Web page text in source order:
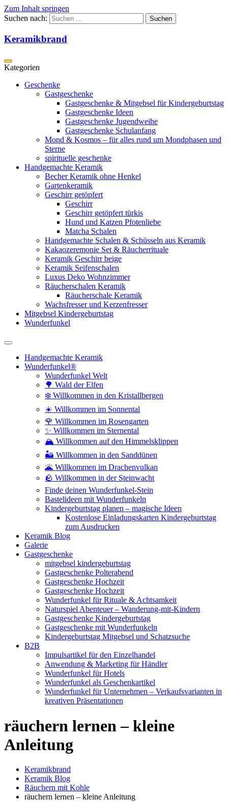
Zum Inhalt springen
Suchen nach:
Keramikbrand
Geschenke
Gastgeschenke
Gastgeschenke & Mitgebsel für Kindergeburtstag
Gastgeschenke Ideen
Gastgeschenke Jugendweihe
Gastgeschenke Schulanfang
Mond & Kosmos – für alles rund um Mondphasen und
Sterne
spirituelle geschenke
Handgemachte Keramik
Becher Keramik ohne Henkel
Gartenkeramik
Geschirr getöpfert
Geschirr
Geschirr getöpfert türkis
Hund und Katzen Pfotenliebe
Matcha Schalen
Handgemachte Schalen & Schüsseln aus Keramik
Kakaozeremonie Set & Räucherrituale
Keramik Geschirr beige
Keramik Seifenschalen
Luxus Deko Wohnzimmer
Räucherschalen Keramik
Räucherschale Keramik
Wachsfresser und Kerzenfresser
Mitgebsel Kindergeburtstag
Wunderfunkel
Handgemachte Keramik
Wunderfunkel®
Wunderfunkel Welt
🌳 Wald der Elfen
❄️ Willkommen in den Kristallbergen
☀️ Willkommen im Sonnental
🌹 Willkommen im Rosengarten
✨ Willkommen im Sternental
🏔️ Willkommen auf den Himmelsklippen
🏜️ Willkommen in den Sanddünen
🌋 Willkommen im Drachenvulkan
🪨 Willkommen in der Steinwacht
Finde deinen Wunderfunkel-Stein
Bastelideen mit Wunderfunkeln
Kindergeburtstag planen – magische Ideen
Kostenlose Einladungskarten Kindergeburtstag
zum Ausdrucken
Keramik Blog
Galerie
Gastgeschenke
mitgebsel kindergeburtstag
Gastgeschenke Polterabend
Gastgeschenke Hochzeit
Gastgeschenke Hochzeit
Wunderfunkel für Rituale & Achtsamkeit
Naturspiel Abenteuer – Wanderung-mit-Kindern
Gastgeschenke Kindergeburtstag
Gastgeschenke mit Wunderfunkeln
Kindergeburtstag Mitgebsel und Schatzsuche
B2B
Impulsartikel für den Einzelhandel
Anwendung & Marketing für Händler
Wunderfunkel für Hotels
Wunderfunkel als Geschenkartikel
Wunderfunkel für Unternehmen – Verkaufsvarianten in
kreativen Präsentationen
räuchern lernen – kleine
Anleitung
Keramikbrand
Keramik Blog
Räuchern mit Kohle
räuchern lernen – kleine Anleitung